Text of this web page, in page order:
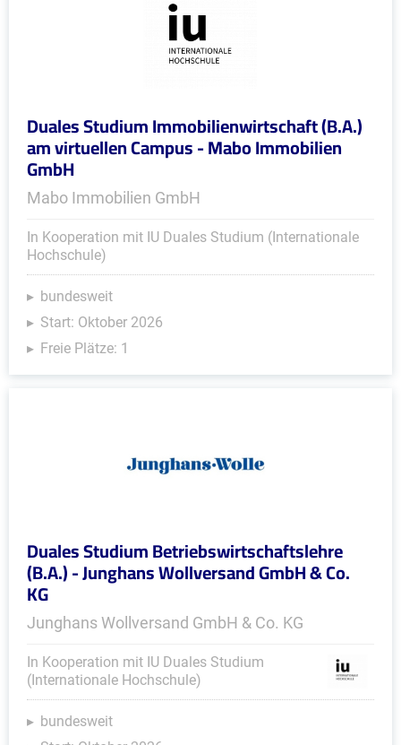
Duales Studium Immobilienwirtschaft (B.A.)
am virtuellen Campus - Mabo Immobilien
GmbH
Mabo Immobilien GmbH
In Kooperation mit IU Duales Studium (Internationale
Hochschule)
bundesweit
Start: Oktober 2026
Freie Plätze: 1
Duales Studium Betriebswirtschaftslehre
(B.A.) - Junghans Wollversand GmbH & Co.
KG
Junghans Wollversand GmbH & Co. KG
In Kooperation mit IU Duales Studium
(Internationale Hochschule)
bundesweit